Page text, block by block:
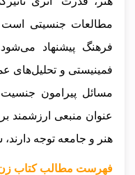
مطالعات جنسیتی است
فرهنگ پیشنهاد
فمینیستی و تحلیل‌های
مسائل پیرامون
عنوان منبعی ارزشمند
هنر و جامعه توجه
فهرست مطالب کتاب زن،